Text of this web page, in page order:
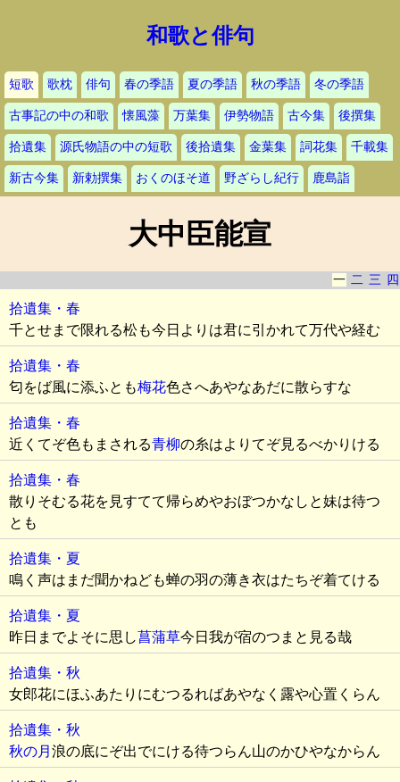
和歌と俳句
短歌 歌枕 俳句 春の季語 夏の季語 秋の季語 冬の季語
古事記の中の和歌 懐風藻 万葉集 伊勢物語 古今集 後撰集
拾遺集 源氏物語の中の短歌 後拾遺集 金葉集 詞花集 千載集
新古今集 新勅撰集 おくのほそ道 野ざらし紀行 鹿島詣
大中臣能宣
一 二 三 四
拾遺集・春
千とせまで限れる松も今日よりは君に引かれて万代や経む
拾遺集・春
匂をば風に添ふとも梅花色さへあやなあだに散らすな
拾遺集・春
近くてぞ色もまされる青柳の糸はよりてぞ見るべかりける
拾遺集・春
散りそむる花を見すてて帰らめやおぼつかなしと妹は待つ
とも
拾遺集・夏
鳴く声はまだ聞かねども蝉の羽の薄き衣はたちぞ着てける
拾遺集・夏
昨日までよそに思し菖蒲草今日我が宿のつまと見る哉
拾遺集・秋
女郎花にほふあたりにむつるればあやなく露や心置くらん
拾遺集・秋
秋の月 浪の底にぞ出でにける待つらん山のかひやなからん